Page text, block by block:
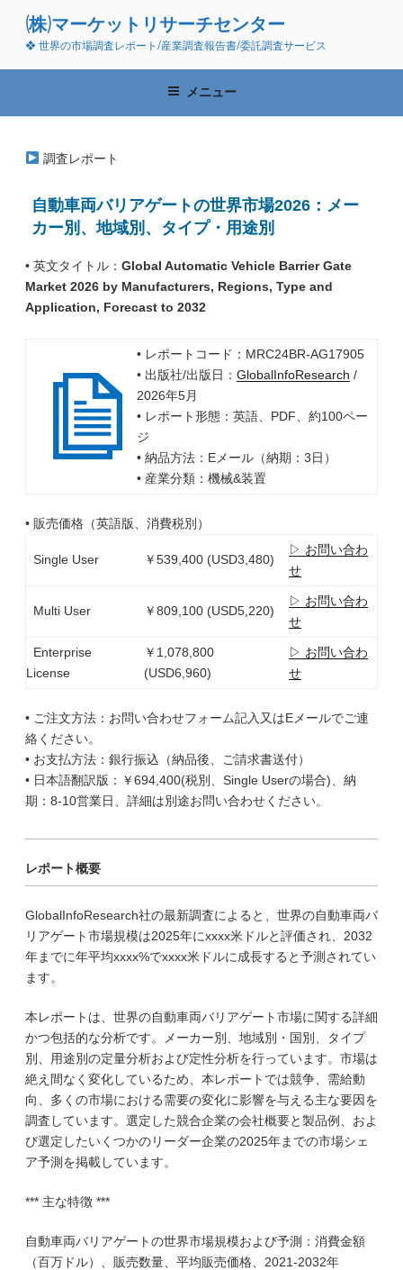
ン
(株)マーケットリサーチセンター
❖ 世界の市場調査レポート/産業調査報告書/委託調査サービス
メニュー
調査レポート
自動車両バリアゲートの世界市場2026：メー
カー別、地域別、タイプ・用途別
• 英文タイトル： Global Automatic Vehicle Barrier Gate
Market 2026 by Manufacturers, Regions, Type and
Application, Forecast to 2032
• レポートコード：MRC24BR-AG17905
• 出版社/出版日： GlobalInfoResearch /
2026年5月
• レポート形態：英語、PDF、約100ペー
ジ
• 納品方法：Eメール（納期：3日）
• 産業分類：機械&装置
• 販売価格（英語版、消費税別）
Single User ￥539,400 (USD3,480)
▷ お問い合わ
せ
Multi User ￥809,100 (USD5,220)
▷ お問い合わ
せ
Enterprise
License
￥1,078,800
(USD6,960)
▷ お問い合わ
せ
• ご注文方法：お問い合わせフォーム記入又はEメールでご連
絡ください。
• お支払方法：銀行振込（納品後、ご請求書送付）
• 日本語翻訳版：￥694,400(税別、Single Userの場合)、納
期：8-10営業日、詳細は別途お問い合わせください。
レポート概要
GlobalInfoResearch社の最新調査によると、世界の自動車両バ
リアゲート市場規模は2025年にxxxx米ドルと評価され、2032
年までに年平均xxxx%でxxxx米ドルに成長すると予測されてい
ます。
本レポートは、世界の自動車両バリアゲート市場に関する詳細
かつ包括的な分析です。メーカー別、地域別・国別、タイプ
別、用途別の定量分析および定性分析を行っています。市場は
絶え間なく変化しているため、本レポートでは競争、需給動
向、多くの市場における需要の変化に影響を与える主な要因を
調査しています。選定した競合企業の会社概要と製品例、およ
び選定したいくつかのリーダー企業の2025年までの市場シェ
ア予測を掲載しています。
*** 主な特徴 ***
自動車両バリアゲートの世界市場規模および予測：消費金額
（百万ドル）、販売数量、平均販売価格、2021-2032年